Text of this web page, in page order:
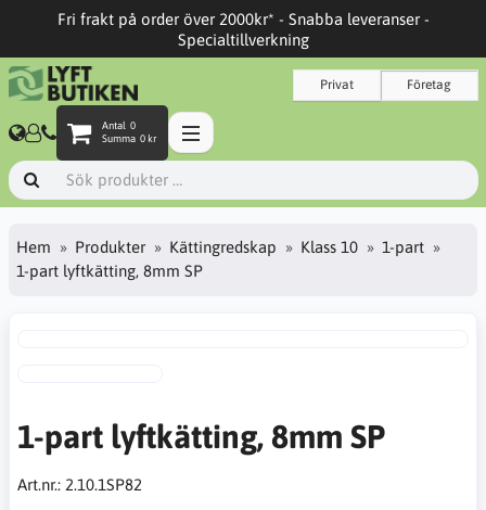
Fri frakt på order över 2000kr* - Snabba leveranser -
Specialtillverkning
Privat Företag
Antal 0
Summa 0 kr
Hem Produkter Kättingredskap Klass 10
1-part
1-part lyftkätting, 8mm SP
1-part lyftkätting, 8mm SP
Art.nr.: 2.10.1SP82